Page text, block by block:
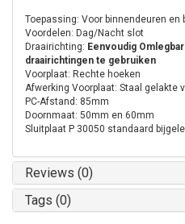
Toepassing: Voor binnendeuren
Voordelen: Dag/Nacht slot
Draairichting: Eenvoudig
draairichtingen te gebruiken
Voorplaat: Rechte hoeken
Afwerking Voorplaat: Staal gelakte
PC-Afstand: 85mm
Doornmaat: 50mm en 60mm
Sluitplaat P 30050 standaard
Reviews (0)
Tags (0)